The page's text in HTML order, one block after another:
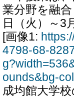
業分野を融
日（火）～3
[画像1:
4798-68-
ounds&bg-
成均館大学